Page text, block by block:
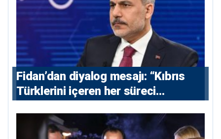
Fidan’dan diyalog mesajı: “Kıbrıs
Türklerini içeren her süreci